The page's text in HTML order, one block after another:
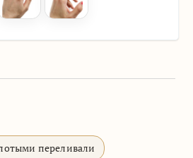
переливали